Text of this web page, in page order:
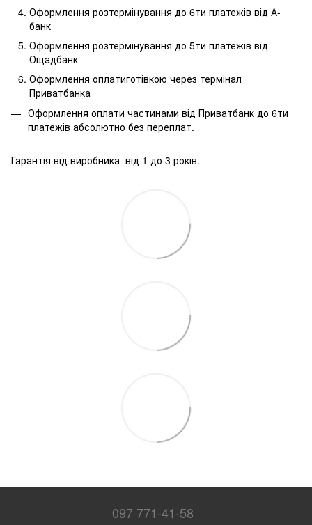
Оформлення розтермінування до 6ти платежів від А-
банк
Оформлення розтермінування до 5ти платежів від
Ощадбанк
Оформлення оплатиготівкою через термінал
Приватбанка
Оформлення оплати частинами від Приватбанк до 6ти
платежів абсолютно без переплат.
Гарантія від виробника від 1 до 3 років.
097 771-41-58